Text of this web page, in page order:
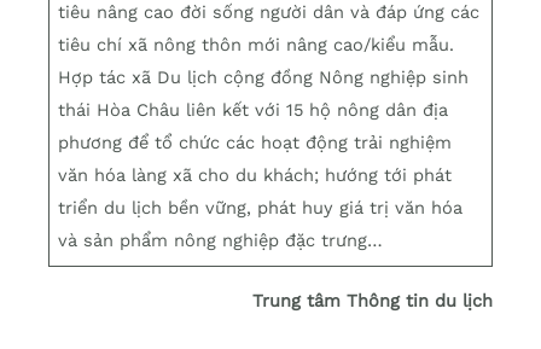
tiêu nâng cao đời sống người dân và đáp ứng các
tiêu chí xã nông thôn mới nâng cao/kiểu mẫu.
Hợp tác xã Du lịch cộng đồng Nông nghiệp sinh
thái Hòa Châu liên kết với 15 hộ nông dân địa
phương để tổ chức các hoạt động trải nghiệm
văn hóa làng xã cho du khách; hướng tới phát
triển du lịch bền vững, phát huy giá trị văn hóa
và sản phẩm nông nghiệp đặc trưng…
Trung tâm Thông tin du lịch